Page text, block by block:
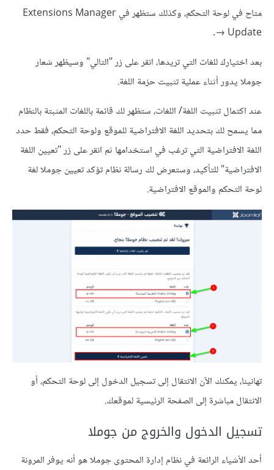
متاح في لوحة التحكم، وكذلك ستظهر في Extensions Manager
→ Update.
بعد اختيارك للغات التي تريدها، انقر على زر "التالي" وسيظهر شعار
جوملا يدور أثناء عملية تثبيت حزمة اللغة.
عند اكتمال تثبيت اللغة/ اللغات، ستظهر لك قائمة باللغات المثبتة بالنظام
مما يسمح لك بتحديد اللغة الافتراضية للموقع ولوحة التحكم، فقط حدد
اللغة الافتراضية التي ترغب في استخدامها ثم انقر على زر "تعيين اللغة
الافتراضية" للتأكيد، وستعرض لك رسالة نظام تؤكد تعيين جوملا لغة
لوحة التحكم والموقع الافتراضية.
تهانينا، يمكنك الآن الانتقال إلى تسجيل الدخول إلى لوحة التحكم، أو
الانتقال مباشرة إلى الصفحة الرئيسية لموقعك.
تسجيل الدخول والخروج من جوملا
أحد الأشياء الرائعة في نظام إدارة المحتوى جوملا هو أنه يوفر المرونة